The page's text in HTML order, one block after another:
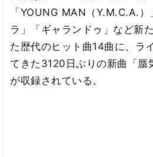
「YOUNG MAN（Y.M.C.A.
ラ」「ギャランドゥ」など新
た歴代のヒット曲14曲に、ラ
てきた3120日ぶりの新曲「蜃
が収録されている。